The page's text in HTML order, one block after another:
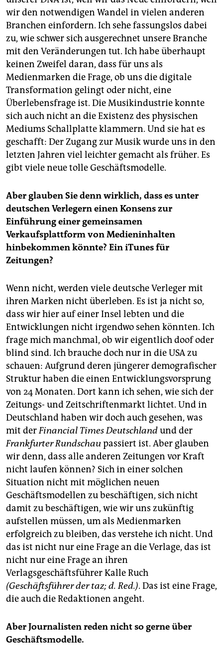
wir den notwendigen Wandel in vielen anderen
Branchen einfordern. Ich sehe fassungslos dabei
zu, wie schwer sich ausgerechnet unsere Branche
mit den Veränderungen tut. Ich habe überhaupt
keinen Zweifel daran, dass für uns als
Medienmarken die Frage, ob uns die digitale
Transformation gelingt oder nicht, eine
Überlebensfrage ist. Die Musikindustrie konnte
sich auch nicht an die Existenz des physischen
Mediums Schallplatte klammern. Und sie hat es
geschafft: Der Zugang zur Musik wurde uns in den
letzten Jahren viel leichter gemacht als früher. Es
gibt viele neue tolle Geschäftsmodelle.
Aber glauben Sie denn wirklich, dass es unter
deutschen Verlegern einen Konsens zur
Einführung einer gemeinsamen
Verkaufsplattform von Medieninhalten
hinbekommen könnte? Ein iTunes für
Zeitungen?
Wenn nicht, werden viele deutsche Verleger mit
ihren Marken nicht überleben. Es ist ja nicht so,
dass wir hier auf einer Insel lebten und die
Entwicklungen nicht irgendwo sehen könnten. Ich
frage mich manchmal, ob wir eigentlich doof oder
blind sind. Ich brauche doch nur in die USA zu
schauen: Aufgrund deren jüngerer demografischer
Struktur haben die einen Entwicklungsvorsprung
von 24 Monaten. Dort kann ich sehen, wie sich der
Zeitungs- und Zeitschriftenmarkt lichtet. Und in
Deutschland haben wir doch auch gesehen, was
mit derFinancial Times Deutschlandund der
Frankfurter Rundschaupassiert ist. Aber glauben
wir denn, dass alle anderen Zeitungen vor Kraft
nicht laufen können? Sich in einer solchen
Situation nicht mit möglichen neuen
Geschäftsmodellen zu beschäftigen, sich nicht
damit zu beschäftigen, wie wir uns zukünftig
aufstellen müssen, um als Medienmarken
erfolgreich zu bleiben, das verstehe ich nicht. Und
das ist nicht nur eine Frage an die Verlage, das ist
nicht nur eine Frage an ihren
Verlagsgeschäftsführer Kalle Ruch
(Geschäftsführer der taz; d. Red.). Das ist eine Frage,
die auch die Redaktionen angeht.
Aber Journalisten reden nicht so gerne über
Geschäftsmodelle.